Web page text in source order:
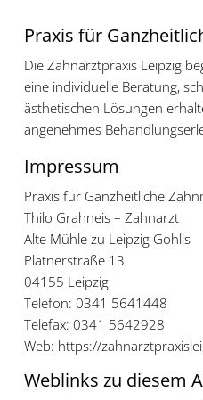
Praxis für
Die Zahnarztpraxis Leipzig
eine individuelle Beratung,
ästhetischen Lösungen
angenehmes
Impressum
Praxis für Ganzheitliche
Thilo Grahneis – Zahnarzt
Alte Mühle zu Leipzig Gohlis
Platnerstraße 13
04155 Leipzig
Telefon: 0341 5641448
Telefax: 0341 5642928
Web: https://
Weblinks zu diesem